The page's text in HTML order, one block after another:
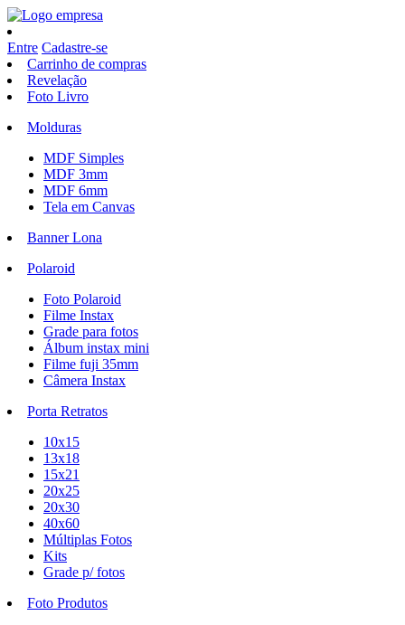
Entre Cadastre-se
Carrinho de compras
Revelação
Foto Livro
Molduras
MDF Simples
MDF 3mm
MDF 6mm
Tela em Canvas
Banner Lona
Polaroid
Foto Polaroid
Filme Instax
Grade para fotos
Álbum instax mini
Filme fuji 35mm
Câmera Instax
Porta Retratos
10x15
13x18
15x21
20x25
20x30
40x60
Múltiplas Fotos
Kits
Grade p/ fotos
Foto Produtos